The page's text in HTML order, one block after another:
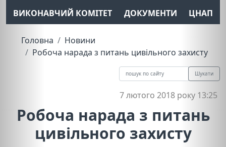
ВИКОНАВЧИЙ КОМІТЕТ
ДОКУМЕНТИ ЦНАП
Головна
Новини
Робоча нарада з питань цивільного захисту
Шукати
7 лютого 2018 року 13:25
Робоча нарада з питань
цивільного захисту